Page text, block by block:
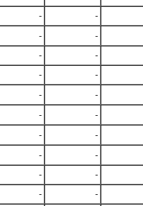
- -
- -
- -
- -
- -
- -
- -
- -
- -
- -